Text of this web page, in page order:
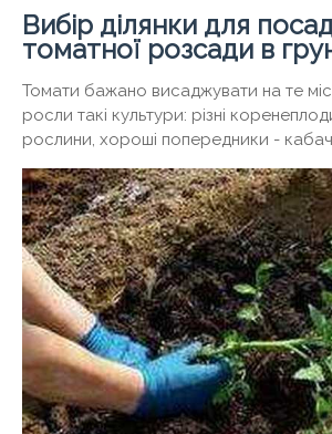
Вибір ділянки для
томатної розсади в
Томати бажано висаджувати на те
росли такі культури: різні
рослини, хороші попередники -